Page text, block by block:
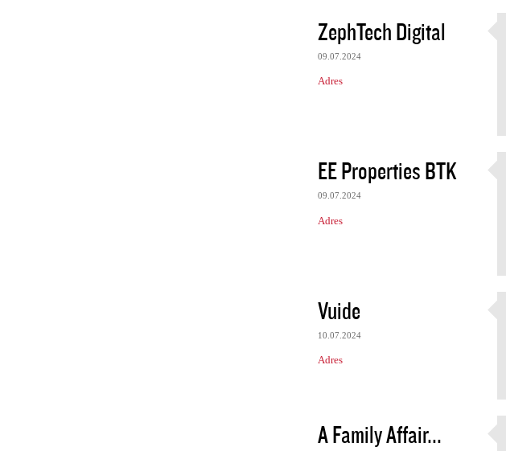
ZephTech Digital
09.07.2024
Adres
EE Properties BTK
09.07.2024
Adres
Vuide
10.07.2024
Adres
A Family Affair...